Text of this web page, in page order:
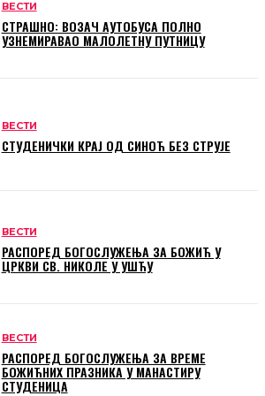
ВЕСТИ
СТРАШНО: ВОЗАЧ АУТОБУСА ПОЛНО
УЗНЕМИРАВАО МАЛОЛЕТНУ ПУТНИЦУ
ВЕСТИ
СТУДЕНИЧКИ КРАЈ ОД СИНОЋ БЕЗ СТРУЈЕ
ВЕСТИ
РАСПОРЕД БОГОСЛУЖЕЊА ЗА БОЖИЋ У
ЦРКВИ СВ. НИКОЛЕ У УШЋУ
ВЕСТИ
РАСПОРЕД БОГОСЛУЖЕЊА ЗА ВРЕМЕ
БОЖИЋНИХ ПРАЗНИКА У МАНАСТИРУ
СТУДЕНИЦА